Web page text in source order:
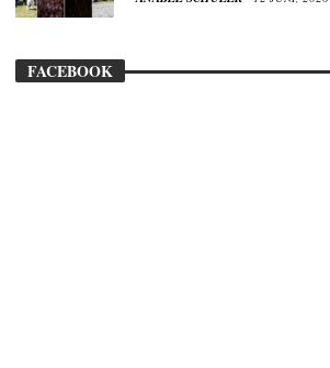
FACEBOOK